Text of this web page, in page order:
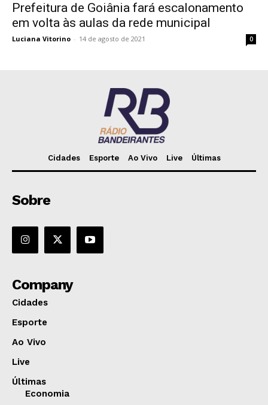
Prefeitura de Goiânia fará escalonamento
em volta às aulas da rede municipal
Luciana Vitorino - 14 de agosto de 2021 0
Cidades Esporte Ao Vivo Live Últimas
Sobre
Company
Cidades
Esporte
Ao Vivo
Live
Últimas
Economia